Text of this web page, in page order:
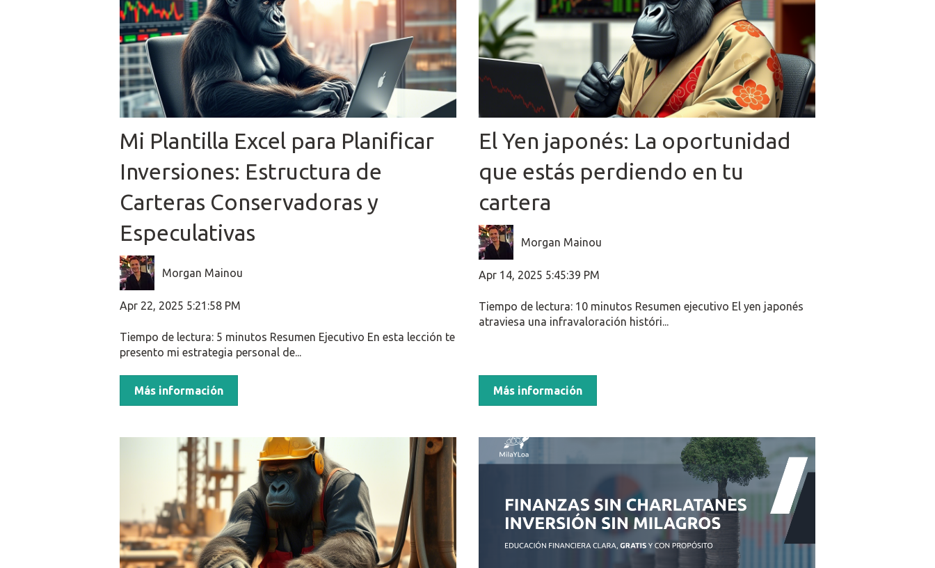
Mi Plantilla Excel para Planificar
Inversiones: Estructura de
Carteras Conservadoras y
Especulativas
Morgan Mainou
Apr 22, 2025 5:21:58 PM
Tiempo de lectura: 5 minutos Resumen Ejecutivo En esta lección te
presento mi estrategia personal de...
Más información
El Yen japonés: La oportunidad
que estás perdiendo en tu
cartera
Morgan Mainou
Apr 14, 2025 5:45:39 PM
Tiempo de lectura: 10 minutos Resumen ejecutivo El yen japonés
atraviesa una infravaloración históri...
Más información